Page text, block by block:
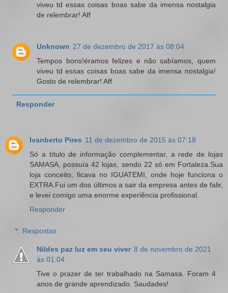
viveu td essas coisas boas sabe da imensa nostalgia
de relembrar! Aff
Unknown 27 de dezembro de 2017 às 08:04
Tempos bons!éramos felizes e não sabíamos, quem
viveu td essas coisas boas sabe da imensa nostalgia!
Gosto de relembrar! Aff
Responder
Ivanberto Pires 11 de dezembro de 2015 às 07:18
Só a título de informação complementar, a rede de lojas
SAMASA, possuía 42 lojas, sendo 22 só em Fortaleza.Sua
loja conceito, ficava no IGUATEMI, onde hoje funciona o
EXTRA.Fui um dos últimos a sair da empresa antes de falir,
e levei comigo uma enorme experiência profissional.
Responder
Respostas
Nildes paz luz em seu viver 8 de novembro de 2021
às 01:04
Tive o prazer de ter trabalhado na Samasa. Foram 4
anos de grande aprendizado. Saudades!